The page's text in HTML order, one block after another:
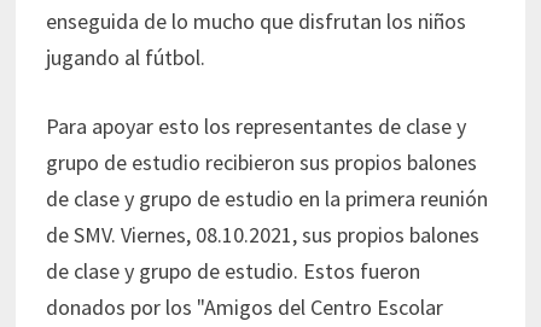
enseguida de lo mucho que disfrutan los niños
jugando al fútbol.
Para apoyar esto los representantes de clase y
grupo de estudio recibieron sus propios balones
de clase y grupo de estudio en la primera reunión
de SMV. Viernes, 08.10.2021, sus propios balones
de clase y grupo de estudio. Estos fueron
donados por los "Amigos del Centro Escolar